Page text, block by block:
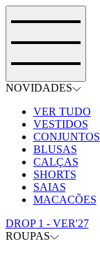
NOVIDADES
VER TUDO
VESTIDOS
CONJUNTOS
BLUSAS
CALÇAS
SHORTS
SAIAS
MACACÕES
DROP 1 - VER'27
ROUPAS